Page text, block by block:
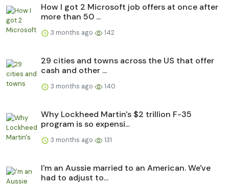
How I got 2 Microsoft job offers at once after
more than 50 ...
3 months ago 142
29 cities and towns across the US that offer
cash and other ...
3 months ago 140
Why Lockheed Martin's $2 trillion F-35
program is so expensi...
3 months ago 131
I'm an Aussie married to an American. We've
had to adjust to...